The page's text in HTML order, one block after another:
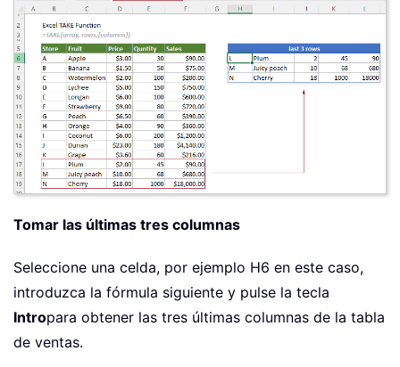
Tomar las últimas tres columnas
Seleccione una celda, por ejemplo H6 en este caso,
introduzca la fórmula siguiente y pulse la tecla
Intropara obtener las tres últimas columnas de la tabla
de ventas.